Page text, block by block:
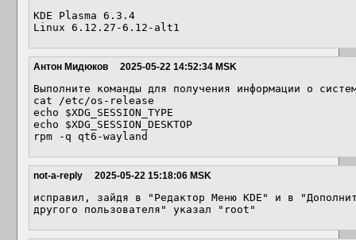
KDE Plasma 6.3.4
Linux 6.12.27-6.12-alt1
Антон Мидюков 2025-05-22 14:52:34 MSK
Выполните команды для получения информации о
cat /etc/os-release
echo $XDG_SESSION_TYPE
echo $XDG_SESSION_DESKTOP
rpm -q qt6-wayland
not-a-reply 2025-05-22 15:18:06 MSK
исправил, зайдя в "Редактор Меню KDE" и в
другого пользователя" указал "root"